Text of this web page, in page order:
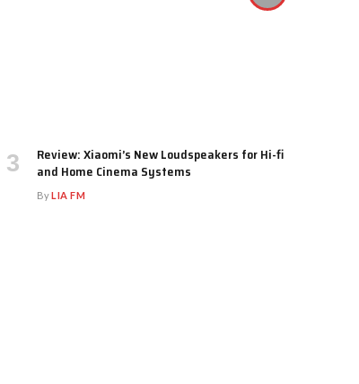
Review: Xiaomi’s New Loudspeakers for Hi-fi
and Home Cinema Systems
ByLIA FM